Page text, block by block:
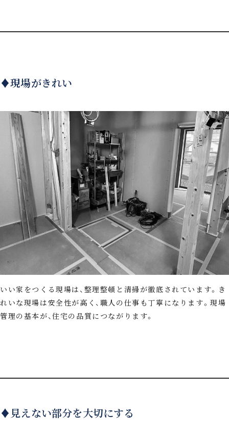
♦現場がきれい
いい家をつくる現場は、整理整頓と清掃が徹底されています。き
れいな現場は安全性が高く、職人の仕事も丁寧になります。現場
管理の基本が、住宅の品質につながります。
♦見えない部分を大切にする